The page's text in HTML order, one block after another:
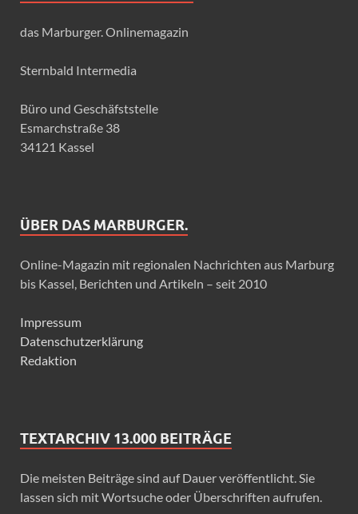
das Marburger. Onlinemagazin
Sternbald Intermedia
Büro und Geschäfststelle
Esmarchstraße 38
34121 Kassel
ÜBER DAS MARBURGER.
Online-Magazin mit regionalen Nachrichten aus Marburg
bis Kassel, Berichten und Artikeln – seit 2010
Impressum
Datenschutzerklärung
Redaktion
TEXTARCHIV 13.000 BEITRÄGE
Die meisten Beiträge sind auf Dauer veröffentlicht. Sie
lassen sich mit Wortsuche oder Überschriften aufrufen.